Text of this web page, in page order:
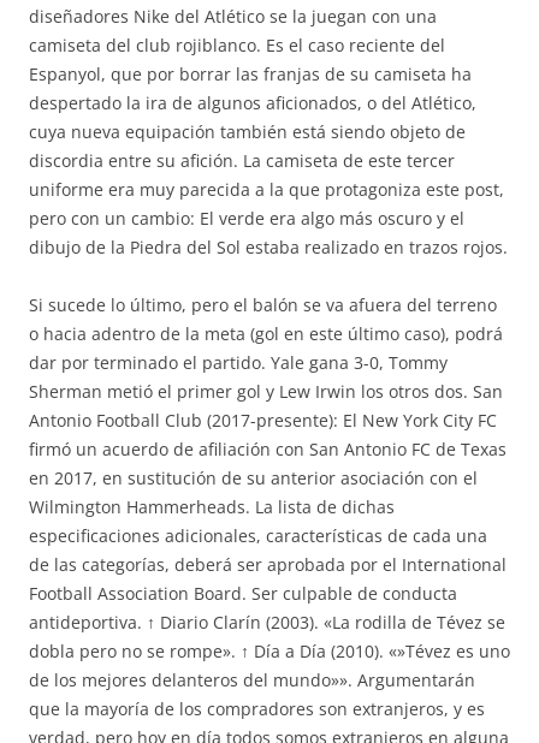
diseñadores Nike del Atlético se la juegan con una
camiseta del club rojiblanco. Es el caso reciente del
Espanyol, que por borrar las franjas de su camiseta ha
despertado la ira de algunos aficionados, o del Atlético,
cuya nueva equipación también está siendo objeto de
discordia entre su afición. La camiseta de este tercer
uniforme era muy parecida a la que protagoniza este post,
pero con un cambio: El verde era algo más oscuro y el
dibujo de la Piedra del Sol estaba realizado en trazos rojos.
Si sucede lo último, pero el balón se va afuera del terreno
o hacia adentro de la meta (gol en este último caso), podrá
dar por terminado el partido. Yale gana 3-0, Tommy
Sherman metió el primer gol y Lew Irwin los otros dos. San
Antonio Football Club (2017-presente): El New York City FC
firmó un acuerdo de afiliación con San Antonio FC de Texas
en 2017, en sustitución de su anterior asociación con el
Wilmington Hammerheads. La lista de dichas
especificaciones adicionales, características de cada una
de las categorías, deberá ser aprobada por el International
Football Association Board. Ser culpable de conducta
antideportiva. ↑ Diario Clarín (2003). «La rodilla de Tévez se
dobla pero no se rompe». ↑ Día a Día (2010). «»Tévez es uno
de los mejores delanteros del mundo»». Argumentarán
que la mayoría de los compradores son extranjeros, y es
verdad, pero hoy en día todos somos extranjeros en alguna